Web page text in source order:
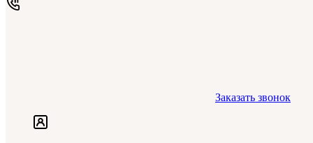
Заказать звонок